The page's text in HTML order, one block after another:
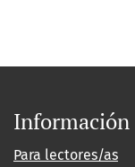
Información
Para lectores/as